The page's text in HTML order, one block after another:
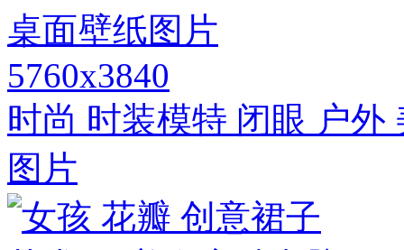
5760x3840
时尚 时装模特 闭眼 户外
图片